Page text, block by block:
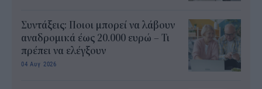
Συντάξεις: Ποιοι μπορεί να λάβουν
αναδρομικά έως 20.000 ευρώ – Τι
πρέπει να ελέγξουν
04 Αυγ 2026